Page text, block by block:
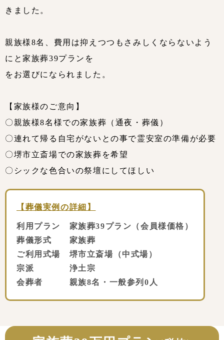
きました。
親族様8名、費用は抑えつつもさみしくならないよう
にと家族葬39プランを
をお選びになられました。
【家族様のご意向】
〇親族様8名様での家族葬（通夜・葬儀）
〇連れて帰る自宅がないとの事で霊安室の準備が必要
〇堺市立斎場での家族葬を希望
〇シックな色合いの祭壇にしてほしい
【葬儀実例の詳細】
利用プラン 家族葬39プラン（会員様価格）
葬儀形式 家族葬
ご利用式場 堺市立斎場（中式場）
宗派 浄土宗
会葬者 親族8名・一般参列0人